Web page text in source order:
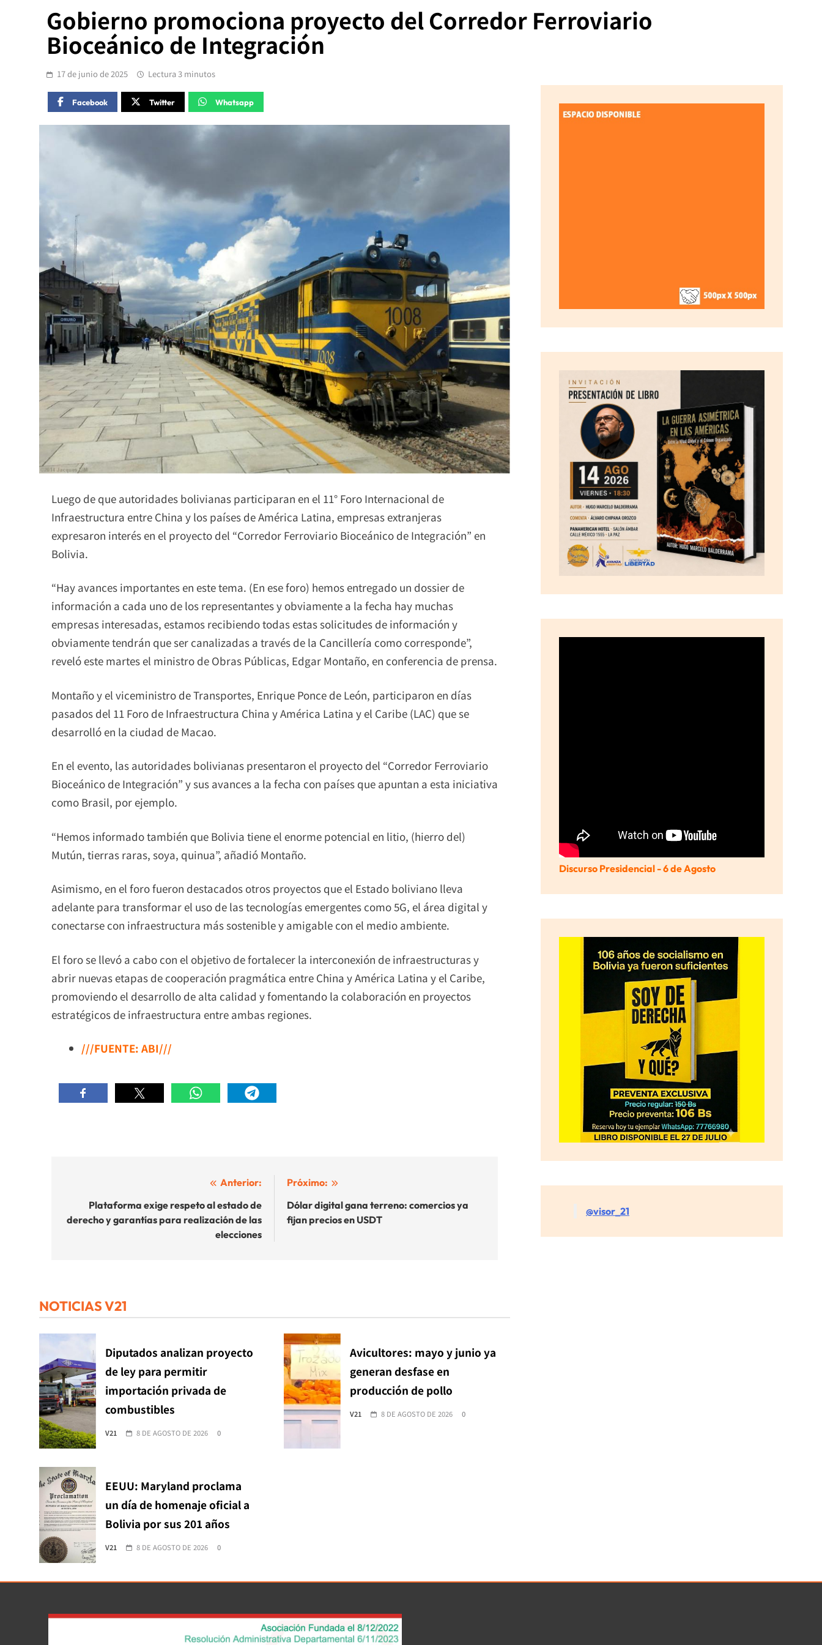
Gobierno promociona proyecto del Corredor Ferroviario
Bioceánico de Integración
17 de junio de 2025 Lectura 3 minutos
Facebook Twitter Whatsapp
Luego de que autoridades bolivianas participaran en el 11° Foro Internacional de
Infraestructura entre China y los países de América Latina, empresas extranjeras
expresaron interés en el proyecto del “Corredor Ferroviario Bioceánico de Integración” en
Bolivia.
“Hay avances importantes en este tema. (En ese foro) hemos entregado un dossier de
información a cada uno de los representantes y obviamente a la fecha hay muchas
empresas interesadas, estamos recibiendo todas estas solicitudes de información y
obviamente tendrán que ser canalizadas a través de la Cancillería como corresponde”,
reveló este martes el ministro de Obras Públicas, Edgar Montaño, en conferencia de prensa.
Montaño y el viceministro de Transportes, Enrique Ponce de León, participaron en días
pasados del 11 Foro de Infraestructura China y América Latina y el Caribe (LAC) que se
desarrolló en la ciudad de Macao.
En el evento, las autoridades bolivianas presentaron el proyecto del “Corredor Ferroviario
Bioceánico de Integración” y sus avances a la fecha con países que apuntan a esta iniciativa
como Brasil, por ejemplo.
“Hemos informado también que Bolivia tiene el enorme potencial en litio, (hierro del)
Mutún, tierras raras, soya, quinua”, añadió Montaño.
Asimismo, en el foro fueron destacados otros proyectos que el Estado boliviano lleva
adelante para transformar el uso de las tecnologías emergentes como 5G, el área digital y
conectarse con infraestructura más sostenible y amigable con el medio ambiente.
El foro se llevó a cabo con el objetivo de fortalecer la interconexión de infraestructuras y
abrir nuevas etapas de cooperación pragmática entre China y América Latina y el Caribe,
promoviendo el desarrollo de alta calidad y fomentando la colaboración en proyectos
estratégicos de infraestructura entre ambas regiones.
///FUENTE: ABI///
entradas
Anterior:
Plataforma exige respeto al estado de
derecho y garantías para realización de las
elecciones
Próximo:
Dólar digital gana terreno: comercios ya
fijan precios en USDT
NOTICIAS V21
Diputados analizan proyecto
de ley para permitir
importación privada de
combustibles
V21 8 DE AGOSTO DE 2026 0
Avicultores: mayo y junio ya
generan desfase en
producción de pollo
V21 8 DE AGOSTO DE 2026 0
EEUU: Maryland proclama
un día de homenaje oficial a
Bolivia por sus 201 años
V21 8 DE AGOSTO DE 2026 0
Discurso Presidencial - 6 de Agosto
@visor_21